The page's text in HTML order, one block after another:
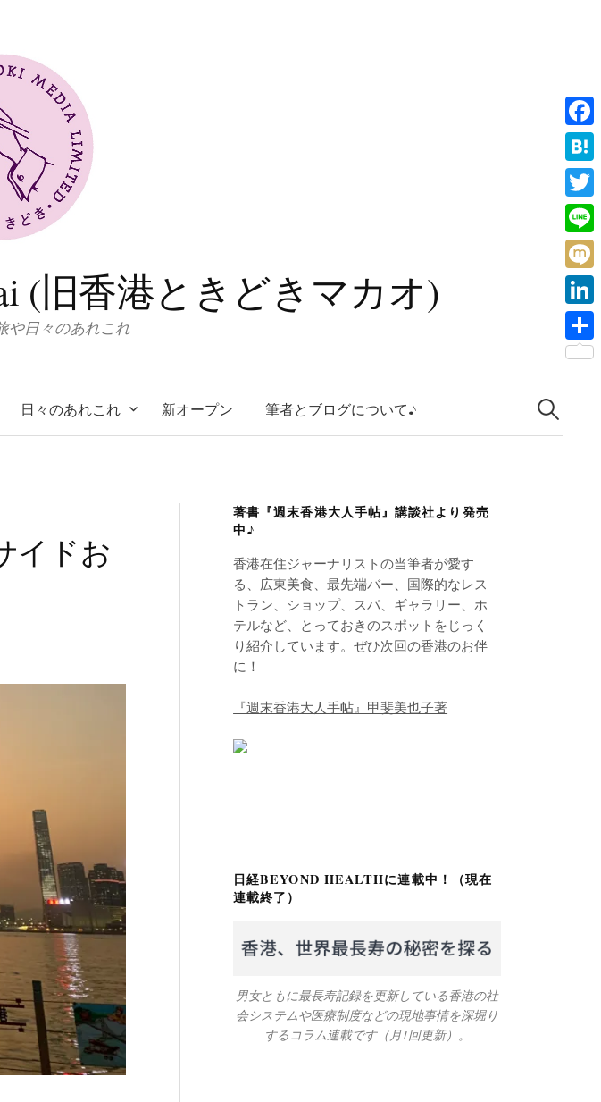
(旧香港ときどきマカオ)
や日々のあれこれ
日々のあれこれ 新オープン 筆者とブログについて♪
検
索:
イドお
著書『週末香港大人手帖』講談社より発売
中♪
香港在住ジャーナリストの当筆者が愛す
る、広東美食、最先端バー、国際的なレス
トラン、ショップ、スパ、ギャラリー、ホ
テルなど、とっておきのスポットをじっく
り紹介しています。ぜひ次回の香港のお伴
に！
『週末香港大人手帖』甲斐美也子著
日経BEYOND HEALTHに連載中！（現在
連載終了）
男女ともに最長寿記録を更新している香港の社
会システムや医療制度などの現地事情を深堀り
するコラム連載です（月1回更新）。
F
a
c
e
b
o
o
k
H
a
t
e
n
a
T
w
i
t
e
L
i
n
e
M
i
x
L
i
共